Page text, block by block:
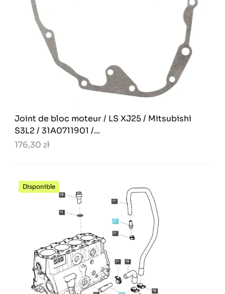
Joint de bloc moteur / LS XJ25 / Mitsubishi
S3L2 / 31A0711901 /...
176,30 zł
Disponible